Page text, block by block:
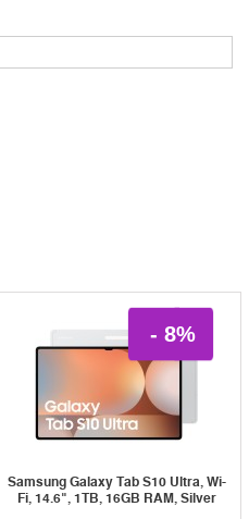
- 8%
Samsung Galaxy Tab S10 Ultra, Wi-
Fi, 14.6", 1TB, 16GB RAM, Silver